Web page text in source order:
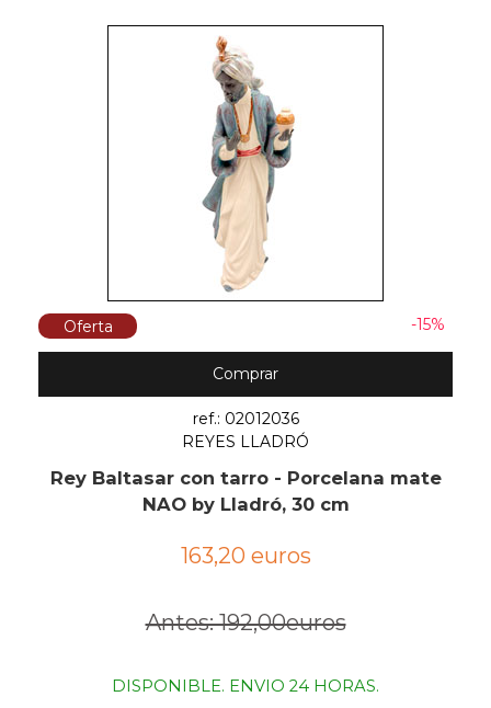
Oferta -15%
Comprar
ref.: 02012036
REYES LLADRÓ
Rey Baltasar con tarro - Porcelana mate
NAO by Lladró, 30 cm
163,20 euros
Antes: 192,00euros
DISPONIBLE. ENVIO 24 HORAS.